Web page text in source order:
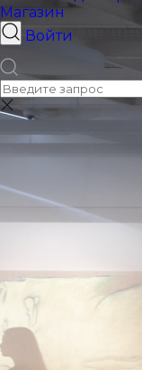
Магазин
Войти
Яркие моменты и
искусства 1703